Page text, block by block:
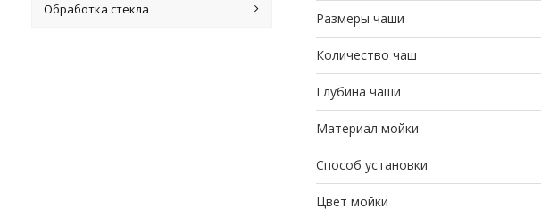
Обработка стекла
Размеры чаши
Количество чаш
Глубина чаши
Материал мойки
Способ установки
Цвет мойки